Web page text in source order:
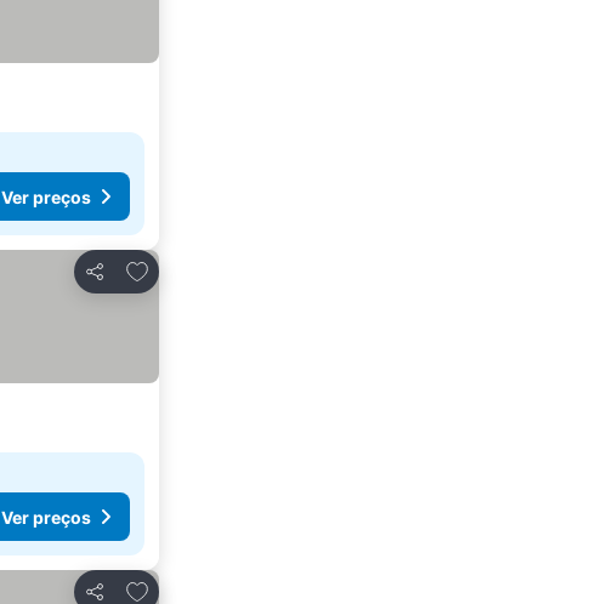
Ver preços
Partilhar
Adicionar aos favoritos
Ver preços
Adicionar aos favoritos